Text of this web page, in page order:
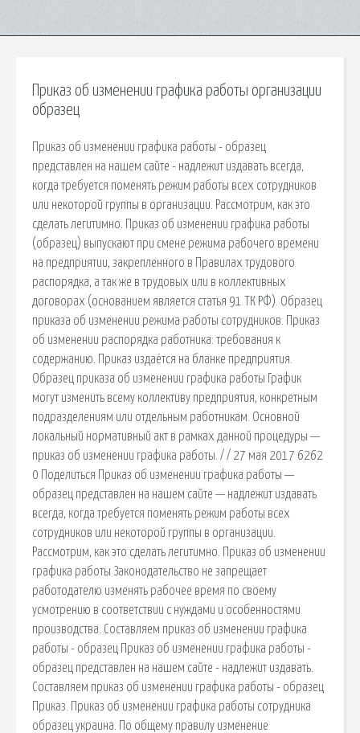
Приказ об изменении графика работы организации
образец
Приказ об изменении графика работы - образец
представлен на нашем сайте - надлежит издавать всегда,
когда требуется поменять режим работы всех сотрудников
или некоторой группы в организации. Рассмотрим, как это
сделать легитимно. Приказ об изменении графика работы
(образец) выпускают при смене режима рабочего времени
на предприятии, закрепленного в Правилах трудового
распорядка, а так же в трудовых или в коллективных
договорах (основанием является статья 91 ТК РФ). Образец
приказа об изменении режима работы сотрудников. Приказ
об изменении распорядка работника: требования к
содержанию. Приказ издаётся на бланке предприятия.
Образец приказа об изменении графика работы График
могут изменить всему коллективу предприятия, конкретным
подразделениям или отдельным работникам. Основной
локальный нормативный акт в рамках данной процедуры —
приказ об изменении графика работы. / / 27 мая 2017 6262
0 Поделиться Приказ об изменении графика работы —
образец представлен на нашем сайте — надлежит издавать
всегда, когда требуется поменять режим работы всех
сотрудников или некоторой группы в организации.
Рассмотрим, как это сделать легитимно. Приказ об изменении
графика работы Законодательство не запрещает
работодателю изменять рабочее время по своему
усмотрению в соответствии с нуждами и особенностями
производства. Составляем приказ об изменении графика
работы - образец Приказ об изменении графика работы -
образец представлен на нашем сайте - надлежит издавать.
Составляем приказ об изменении графика работы - образец
Приказ. Приказ об изменении графика работы сотрудника
образец украина. По общему правилу изменение